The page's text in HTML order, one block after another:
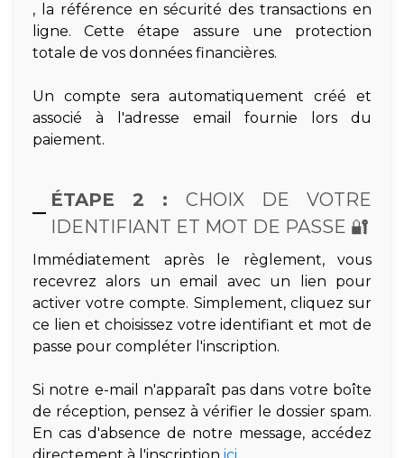
, la référence en sécurité des transactions en
ligne. Cette étape assure une protection
totale de vos données financières.
Un compte sera automatiquement créé et
associé à l'adresse email fournie lors du
paiement.
ÉTAPE 2 : CHOIX DE VOTRE
IDENTIFIANT ET MOT DE PASSE 🔐
Immédiatement après le règlement, vous
recevrez alors un email avec un lien pour
activer votre compte. Simplement, cliquez sur
ce lien et choisissez votre identifiant et mot de
passe pour compléter l'inscription.
Si notre e-mail n'apparaît pas dans votre boîte
de réception, pensez à vérifier le dossier spam.
En cas d'absence de notre message, accédez